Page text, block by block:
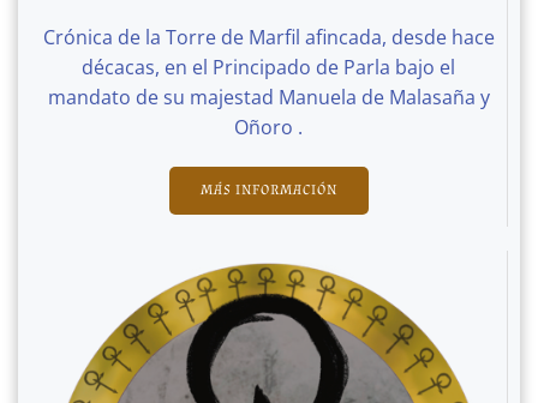
Crónica de la Torre de Marfil afincada, desde hace
décacas, en el Principado de Parla bajo el
mandato de su majestad Manuela de Malasaña y
Oñoro .
MÁS INFORMACIÓN